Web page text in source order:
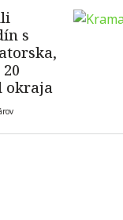
s
okraja